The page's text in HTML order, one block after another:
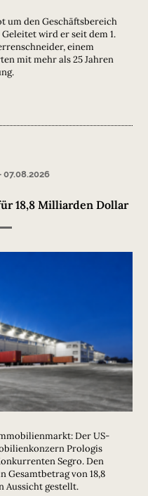
um den Geschäftsbereich
wird er seit dem 1.
einem
mit mehr als 25 Jahren
07.08.2026
18,8 Milliarden Dollar
Der US-
Prologis
Segro. Den
Gesamtbetrag von 18,8
Aussicht gestellt.